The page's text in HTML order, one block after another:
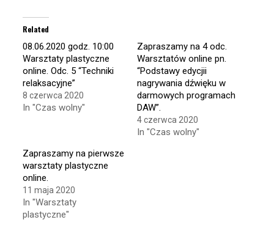
(Opens
in
new
window)window)
Related
08.06.2020 godz. 10:00
Warsztaty plastyczne
online. Odc. 5 “Techniki
relaksacyjne”
8 czerwca 2020
In "Czas wolny"
Zapraszamy na 4 odc.
Warsztatów online pn.
“Podstawy edycjii
nagrywania dźwięku w
darmowych programach
DAW”.
4 czerwca 2020
In "Czas wolny"
Zapraszamy na pierwsze
warsztaty plastyczne
online.
11 maja 2020
In "Warsztaty
plastyczne"